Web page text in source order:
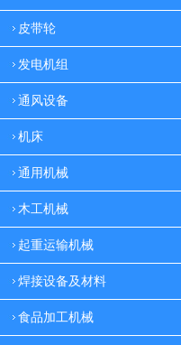
皮带轮
发电机组
通风设备
机床
通用机械
木工机械
起重运输机械
焊接设备及材料
食品加工机械